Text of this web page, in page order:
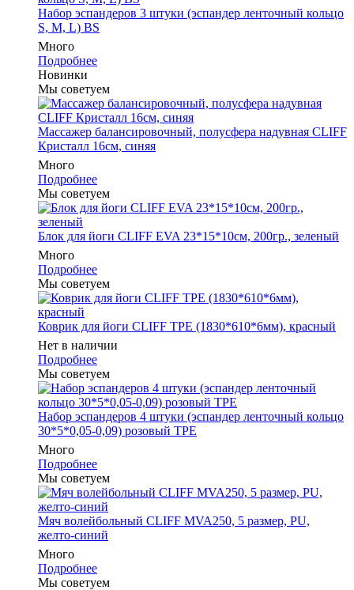
Набор эспандеров 3 штуки (эспандер ленточный кольцо
S, M, L) BS
Много
Подробнее
Новинки
Мы советуем
Массажер балансировочный, полусфера надувная CLIFF
Кристалл 16см, синяя
Много
Подробнее
Мы советуем
Блок для йоги CLIFF EVA 23*15*10см, 200гр., зеленый
Много
Подробнее
Мы советуем
Коврик для йоги CLIFF TPE (1830*610*6мм), красный
Нет в наличии
Подробнее
Мы советуем
Набор эспандеров 4 штуки (эспандер ленточный кольцо
30*5*0,05-0,09) розовый ТРЕ
Много
Подробнее
Мы советуем
Мяч волейбольный CLIFF MVA250, 5 размер, PU,
желто-синий
Много
Подробнее
Мы советуем